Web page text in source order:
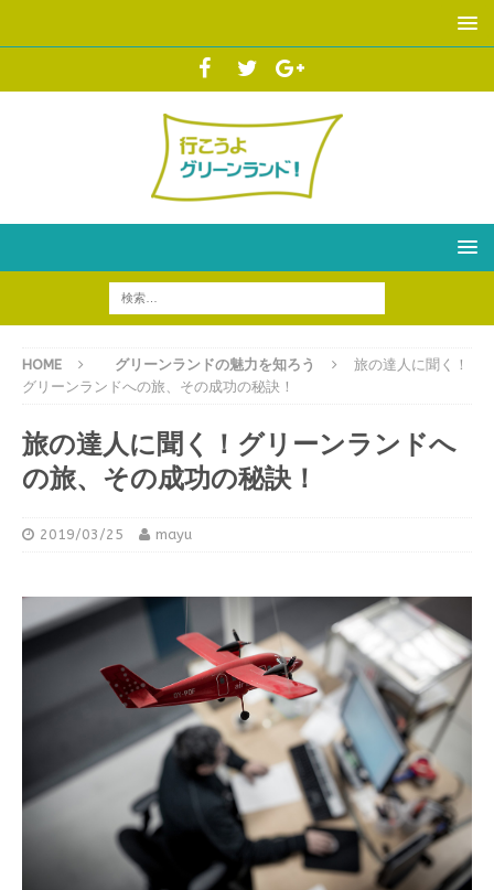
HOME グリーンランドの魅力を知ろう
旅の達人に聞く！
グリーンランドへの旅、その成功の秘訣！
旅の達人に聞く！グリーンランドへ
の旅、その成功の秘訣！
2019/03/25 mayu